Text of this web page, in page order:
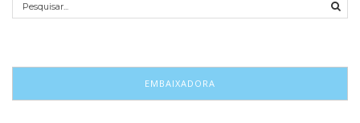
EMBAIXADORA